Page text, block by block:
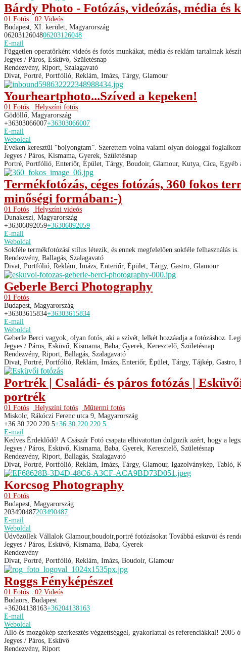
Bárdy Photo - Fotózás, videózás, média
01 Fotós
02 Videós
Budapest, XI. kerület, Magyarország
0620312604806203126048
E-mail
Független operatőrként videós és fotós munkákat, média és reklám tartalmak
Jegyes / Páros, Esküvő, Születésnap
Rendezvény, Riport, Szalagavató
Divat, Portré, Portfólió, Reklám, Imázs, Tárgy, Glamour
Yourheartphoto...Szíved a kepeken!
01 Fotós
Helyszíni fotós
Gödöllő, Magyarország
+36303066007+36303066007
E-mail
Weboldal
Éveken keresztül “bolyongtam”. Szerettem volna valami olyan dologgal
Jegyes / Páros, Kismama, Gyerek, Születésnap
Portré, Portfólió, Enteriőr, Épület, Tárgy, Boudoir, Glamour, Kutya, Cica, Egyéb
Termékfotózás, céges fotózás, 360 fokos
minőségi formában:-)
01 Fotós
Helyszíni videós
Dunakeszi, Magyarország
+36306092059+36306092059
E-mail
Weboldal
Sokféle termékfotózásí stílus létezik, és ennek megfelelően sokféle felhasználás is.
Rendezvény, Ballagás, Szalagavató
Divat, Portfólió, Reklám, Imázs, Enteriőr, Épület, Tárgy, Gastro, Glamour
Geberle Berci Photography
01 Fotós
Budapest, Magyarország
+36303615834+36303615834
E-mail
Weboldal
Geberle Berci vagyok, olyan fotós, aki a szívét, lelkét hozzáadja a fotózáshoz.
Jegyes / Páros, Esküvő, Kismama, Baba, Gyerek, Keresztelő, Születésnap
Rendezvény, Riport, Ballagás, Szalagavató
Divat, Portré, Portfólió, Reklám, Imázs, Enteriőr, Épület, Tárgy, Tájkép,
Portrék | Családi- és páros fotózás |
portrék
01 Fotós Helyszíni fotós
Műtermi fotós
Miskolc, Rákóczi Ferenc utca 9, Magyarország
+36 30 220 220 5+36 30 220 220 5
E-mail
Kedves Érdeklődő! A Császár Fotó csapata elhivatottan dolgozik azért, hogy a
Jegyes / Páros, Esküvő, Kismama, Baba, Gyerek, Keresztelő, Születésnap
Rendezvény, Riport, Ballagás, Szalagavató
Divat, Portré, Portfólió, Reklám, Imázs, Tárgy, Glamour, Igazolványkép, Tabló,
Korcsog Photography
01 Fotós
Budapest, Magyarország
203490487203490487
E-mail
Weboldal
Üdvözöllek Vállalok Glamour,boudoir,portré fotózásokat Továbbá eskuvöi és
Jegyes / Páros, Esküvő, Kismama, Baba, Gyerek
Rendezvény
Divat, Portré, Portfólió, Reklám, Imázs, Boudoir, Glamour
Roggs Fényképészet
01 Fotós
02 Videós
Budaörs, Budapest
+36204138163+36204138163
E-mail
Weboldal
Álló és mozgókép szerkesztés végzettséggel, gyakorlattal és referenciákkal! 2005
Jegyes / Páros, Esküvő
Rendezvény, Riport